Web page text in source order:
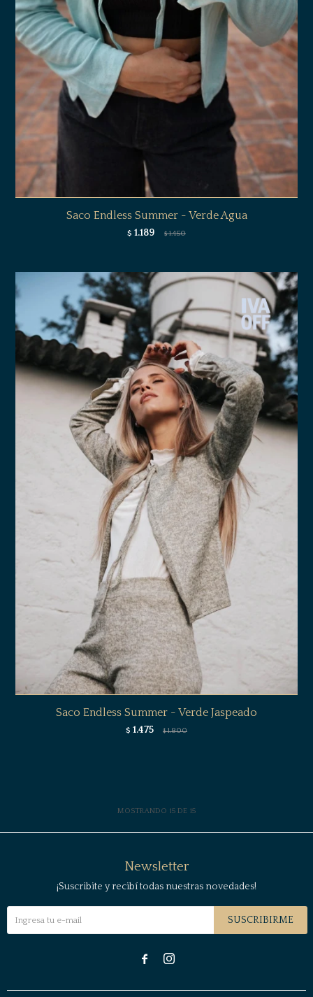
Saco Endless Summer - Verde Agua
$ 1.189 $ 1.450
Saco Endless Summer - Verde Jaspeado
$ 1.475 $ 1.800
MOSTRANDO 15 DE 15
Newsletter
¡Suscribite y recibí todas nuestras novedades!
SUSCRIBIRME
 